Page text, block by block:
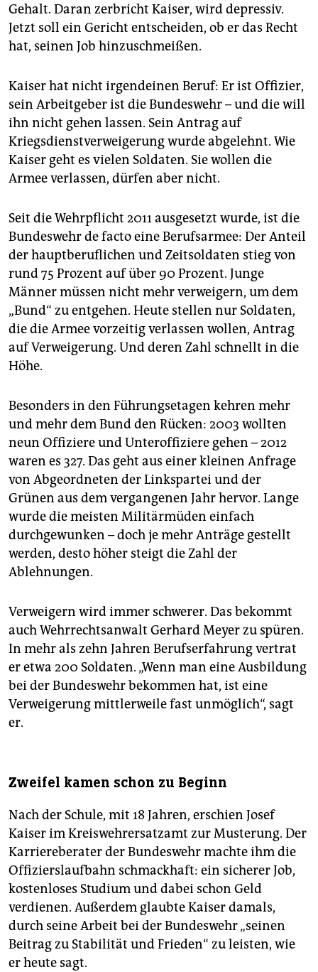
abo
genossenschaft
Gehalt. Daran zerbricht Kaiser, wird depressiv.
Jetzt soll ein Gericht entscheiden, ob er das Recht
hat, seinen Job hinzuschmeißen.
Kaiser hat nicht irgendeinen Beruf: Er ist Offizier,
sein Arbeitgeber ist die Bundeswehr – und die will
ihn nicht gehen lassen. Sein Antrag auf
Kriegsdienstverweigerung wurde abgelehnt. Wie
Kaiser geht es vielen Soldaten. Sie wollen die
Armee verlassen, dürfen aber nicht.
Seit die Wehrpflicht 2011 ausgesetzt wurde, ist die
Bundeswehr de facto eine Berufsarmee: Der Anteil
der hauptberuflichen und Zeitsoldaten stieg von
rund 75 Prozent auf über 90 Prozent. Junge
Männer müssen nicht mehr verweigern, um dem
„Bund“ zu entgehen. Heute stellen nur Soldaten,
die die Armee vorzeitig verlassen wollen, Antrag
auf Verweigerung. Und deren Zahl schnellt in die
Höhe.
Besonders in den Führungsetagen kehren mehr
und mehr dem Bund den Rücken: 2003 wollten
neun Offiziere und Unteroffiziere gehen – 2012
waren es 327. Das geht aus einer kleinen Anfrage
von Abgeordneten der Linkspartei und der
Grünen aus dem vergangenen Jahr hervor. Lange
wurde die meisten Militärmüden einfach
durchgewunken – doch je mehr Anträge gestellt
werden, desto höher steigt die Zahl der
Ablehnungen.
Verweigern wird immer schwerer. Das bekommt
auch Wehrrechtsanwalt Gerhard Meyer zu spüren.
In mehr als zehn Jahren Berufserfahrung vertrat
er etwa 200 Soldaten. „Wenn man eine Ausbildung
bei der Bundeswehr bekommen hat, ist eine
Verweigerung mittlerweile fast unmöglich“, sagt
er.
Zweifel kamen schon zu Beginn
Nach der Schule, mit 18 Jahren, erschien Josef
Kaiser im Kreiswehrersatzamt zur Musterung. Der
Karriereberater der Bundeswehr machte ihm die
Offizierslaufbahn schmackhaft: ein sicherer Job,
kostenloses Studium und dabei schon Geld
verdienen. Außerdem glaubte Kaiser damals,
durch seine Arbeit bei der Bundeswehr „seinen
Beitrag zu Stabilität und Frieden“ zu leisten, wie
er heute sagt.